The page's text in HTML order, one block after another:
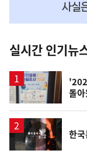
뉴
스
실시간 인기뉴
돌
영
상
한